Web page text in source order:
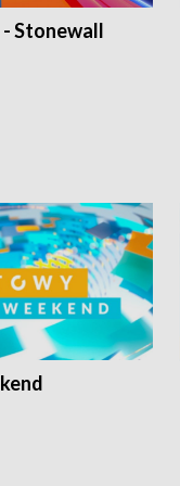
- Stonewall